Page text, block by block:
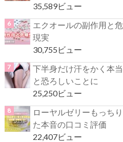
35,589ビュー
エクオールの副作用と
現実
30,755ビュー
下半身だけ汗をかく本
と恐ろしいことに
25,250ビュー
ローヤルゼリーもっち
た本音の口コミ評価
22,407ビュー